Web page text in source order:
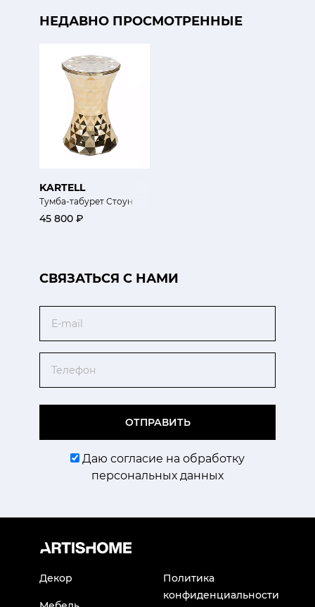
НЕДАВНО ПРОСМОТРЕННЫЕ
KARTELL
Тумба-табурет Стоун
45 800 ₽
CВЯЗАТЬСЯ С НАМИ
ОТПРАВИТЬ
Даю согласие на обработку
персональных данных
Декор
Политика
конфиденциальности